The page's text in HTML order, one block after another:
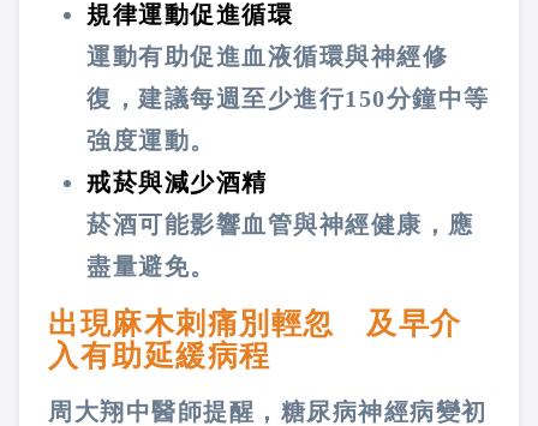
規律運動促進循環
運動有助促進血液循環與神經修
復，建議每週至少進行150分鐘中等
強度運動。
戒菸與減少酒精
菸酒可能影響血管與神經健康，應
盡量避免。
出現麻木刺痛別輕忽 及早介
入有助延緩病程
周大翔中醫師提醒，糖尿病神經病變初